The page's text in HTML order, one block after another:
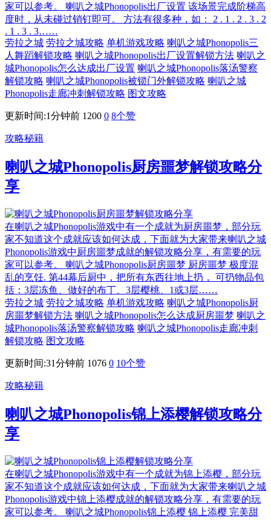
家可以参考。 喇叭之城Phonopolis出厂设置 该场景完成阶梯高
度时，从未碰过销钉即可。 方法有很多种，如： 2 . 1 . 2 . 3 . 2
. 1 . 3 . 3……
劳拉之城 劳拉之城攻略 单机游戏攻略 喇叭之城Phonopolis三
人舞蹈解锁攻略 喇叭之城Phonopolis出厂设置解锁方法 喇叭之
城Phonopolis怎么达成出厂设置 喇叭之城Phonopolis落汤警察
解锁攻略 喇叭之城Phonopolis被锁门外解锁攻略 喇叭之城
Phonopolis走廊冲刺解锁攻略 图文攻略
更新时间:1分钟前 1200 0 8个赞
攻略秘籍
喇叭之城Phonopolis厨房噩梦解锁攻略分
享
在喇叭之城Phonopolis游戏中有一个成就为厨房噩梦，部分玩
家不知道这个成就应该如何达成，下面就为大家带来喇叭之城
Phonopolis游戏中厨房噩梦成就的解锁攻略分享，有需要的玩
家可以参考。 喇叭之城Phonopolis厨房噩梦 厨房噩梦 极度混
乱的烹饪. 第44幕后厨中，把所有东西往地上扔， 可扔物品包
括：3层冻鱼、做好的布丁、3层樱桃、1或3层……
劳拉之城 劳拉之城攻略 单机游戏攻略 喇叭之城Phonopolis厨
房噩梦解锁方法 喇叭之城Phonopolis怎么达成厨房噩梦 喇叭之
城Phonopolis落汤警察解锁攻略 喇叭之城Phonopolis走廊冲刺
解锁攻略 图文攻略
更新时间:31分钟前 1076 0 10个赞
攻略秘籍
喇叭之城Phonopolis锦上添樱解锁攻略分
享
在喇叭之城Phonopolis游戏中有一个成就为锦上添樱，部分玩
家不知道这个成就应该如何达成，下面就为大家带来喇叭之城
Phonopolis游戏中锦上添樱成就的解锁攻略分享，有需要的玩
家可以参考。 喇叭之城Phonopolis锦上添樱 锦上添樱 完美甜